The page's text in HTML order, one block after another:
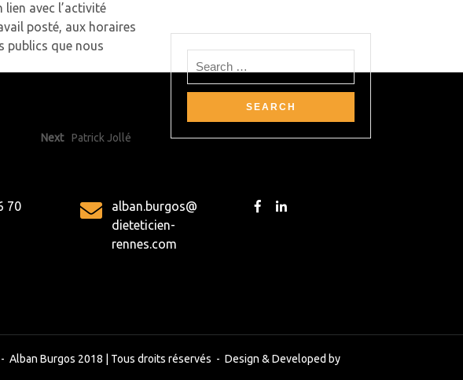
avec l’activité
posté, aux horaires
publics que nous
Next Patrick Jollé
70
alban.burgos@
dieteticien-
rennes.com
Alban Burgos 2018 | Tous droits réservés - Design & Developed by